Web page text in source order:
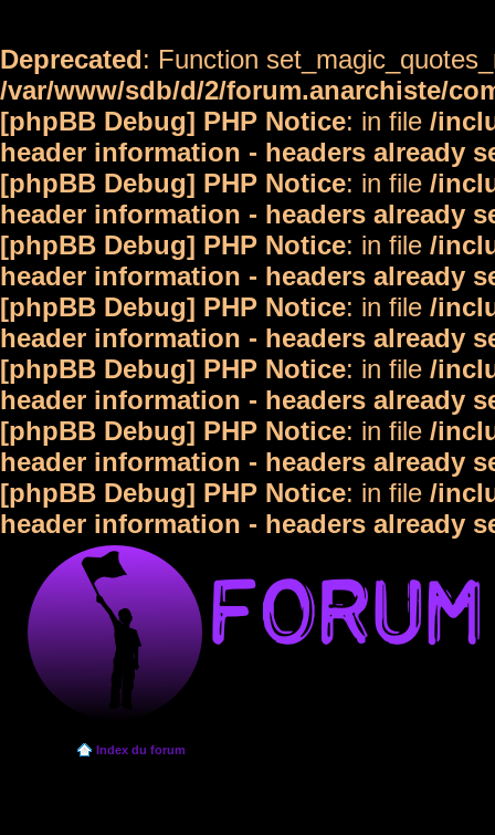
Deprecated: Function
/var/www/sdb/d/2/forum.anarchiste/
[phpBB Debug] PHP Notice: in file /
header information - headers already
[phpBB Debug] PHP Notice: in file /
header information - headers already
[phpBB Debug] PHP Notice: in file /
header information - headers already
[phpBB Debug] PHP Notice: in file /
header information - headers already
[phpBB Debug] PHP Notice: in file /
header information - headers already
[phpBB Debug] PHP Notice: in file /
header information - headers already
[phpBB Debug] PHP Notice: in file /
header information - headers already
Index du forum